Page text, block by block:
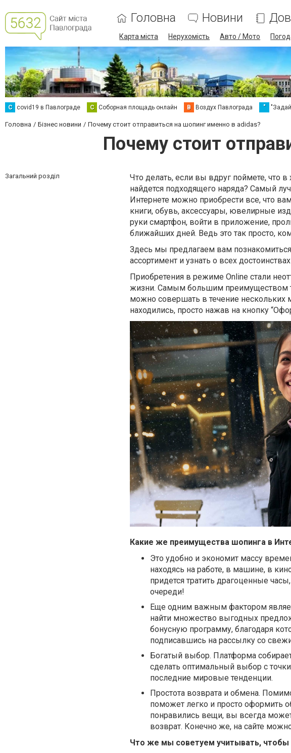
Головна Новини
Карта міста Нерухомість Авто / Мото
C covid19 в Павлограде С Соборная площадь онлайн В Воздух Павлограда "
Головна Бізнес новини Почему стоит отправиться на шопинг именно в adidas?
Почему стоит
Загальний розділ
Что делать, если вы вдруг поймете, что
найдется подходящего наряда? Самый
Интернете можно приобрести все, что
книги, обувь, аксессуары, ювелирные
руки смартфон, войти в приложение,
ближайших дней. Ведь это так просто,
Здесь мы предлагаем вам
ассортимент и узнать о всех
Приобретения в режиме Online стали
жизни. Самым большим преимуществом
можно совершать в течение
находились, просто нажав на кнопку
Какие же преимущества шопинга в
Это удобно и экономит массу
находясь на работе, в машине, в
придется тратить драгоценные
очереди!
Еще одним важным фактором
найти множество выгодных
бонусную программу, благодаря
подписавшись на рассылку со
Богатый выбор. Платформа
сделать оптимальный выбор с
последние мировые тенденции.
Простота возврата и обмена.
поможет легко и просто оформить
понравились вещи, вы всегда
возврат. Конечно же, на сайте
Что же мы советуем учитывать,